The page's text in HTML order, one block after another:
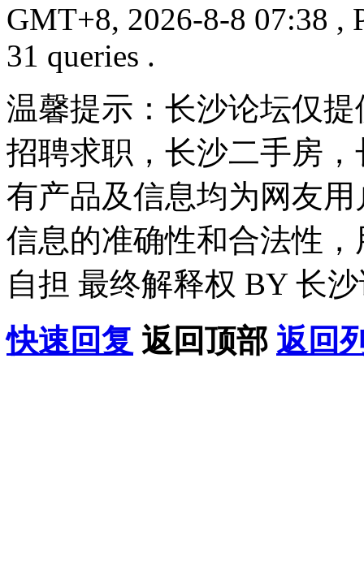
GMT+8, 2026-8-8 07:38 ,
31 queries .
温馨提示：长沙论坛仅
招聘求职，长沙二手房
有产品及信息均为网友
信息的准确性和合法性
自担 最终解释权 BY 长
快速回复 返回顶部 返回